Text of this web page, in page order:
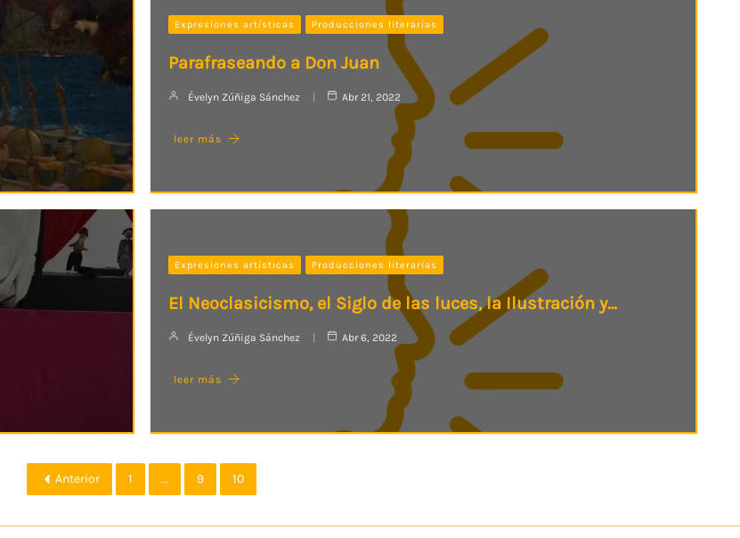
Expresiones artísticas Producciones literarias
Parafraseando a Don Juan
Évelyn Zúñiga Sánchez Abr 21, 2022
leer más
Expresiones artísticas Producciones literarias
El Neoclasicismo, el Siglo de las luces, la Ilustración y…
Évelyn Zúñiga Sánchez Abr 6, 2022
leer más
Anterior 1 … 9 10